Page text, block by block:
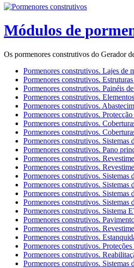
Módulos de
Os pormenores construtivos do Gerador
Pormenores construtivos. Lajes de
Pormenores construtivos.
Pormenores construtivos. Painéis
Pormenores construtivos.
Pormenores construtivos.
Pormenores construtivos.
Pormenores construtivos.
Pormenores construtivos.
Pormenores construtivos. Sistemas
Pormenores construtivos. Pano
Pormenores construtivos.
Pormenores construtivos.
Pormenores construtivos. Sistemas
Pormenores construtivos. Sistemas
Pormenores construtivos. Sistemas
Pormenores construtivos.
Pormenores construtivos. Sistema
Pormenores construtivos.
Pormenores construtivos.
Pormenores construtivos.
Pormenores construtivos.
Pormenores construtivos.
Pormenores construtivos. Sistemas